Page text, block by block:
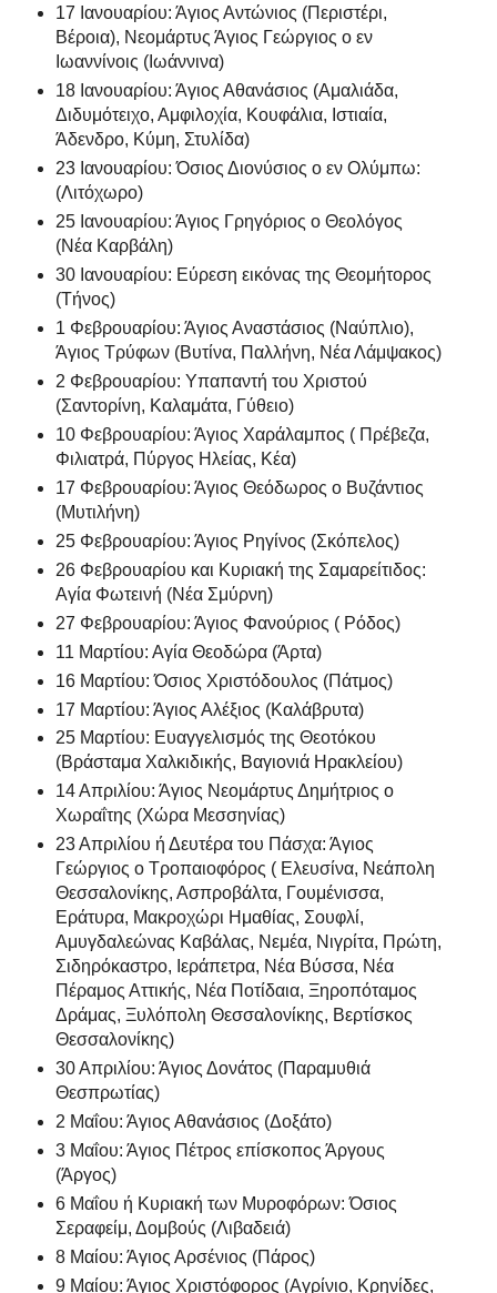
17 Ιανουαρίου: Άγιος Αντώνιος (Περιστέρι,
Βέροια), Νεομάρτυς Άγιος Γεώργιος ο εν
Ιωαννίνοις (Ιωάννινα)
18 Ιανουαρίου: Άγιος Αθανάσιος (Αμαλιάδα,
Διδυμότειχο, Αμφιλοχία, Κουφάλια, Ιστιαία,
Άδενδρο, Κύμη, Στυλίδα)
23 Ιανουαρίου: Όσιος Διονύσιος ο εν Ολύμπω:
(Λιτόχωρο)
25 Ιανουαρίου: Άγιος Γρηγόριος ο Θεολόγος
(Νέα Καρβάλη)
30 Ιανουαρίου: Εύρεση εικόνας της Θεομήτορος
(Τήνος)
1 Φεβρουαρίου: Άγιος Αναστάσιος (Ναύπλιο),
Άγιος Τρύφων (Βυτίνα, Παλλήνη, Νέα Λάμψακος)
2 Φεβρουαρίου: Υπαπαντή του Χριστού
(Σαντορίνη, Καλαμάτα, Γύθειο)
10 Φεβρουαρίου: Άγιος Χαράλαμπος ( Πρέβεζα,
Φιλιατρά, Πύργος Ηλείας, Κέα)
17 Φεβρουαρίου: Άγιος Θεόδωρος ο Βυζάντιος
(Μυτιλήνη)
25 Φεβρουαρίου: Άγιος Ρηγίνος (Σκόπελος)
26 Φεβρουαρίου και Κυριακή της Σαμαρείτιδος:
Αγία Φωτεινή (Νέα Σμύρνη)
27 Φεβρουαρίου: Άγιος Φανούριος ( Ρόδος)
11 Μαρτίου: Αγία Θεοδώρα (Άρτα)
16 Μαρτίου: Όσιος Χριστόδουλος (Πάτμος)
17 Μαρτίου: Άγιος Αλέξιος (Καλάβρυτα)
25 Μαρτίου: Ευαγγελισμός της Θεοτόκου
(Βράσταμα Χαλκιδικής, Βαγιονιά Ηρακλείου)
14 Απριλίου: Άγιος Νεομάρτυς Δημήτριος ο
Χωραΐτης (Χώρα Μεσσηνίας)
23 Απριλίου ή Δευτέρα του Πάσχα: Άγιος
Γεώργιος ο Τροπαιοφόρος ( Ελευσίνα, Νεάπολη
Θεσσαλονίκης, Ασπροβάλτα, Γουμένισσα,
Εράτυρα, Μακροχώρι Ημαθίας, Σουφλί,
Αμυγδαλεώνας Καβάλας, Νεμέα, Νιγρίτα, Πρώτη,
Σιδηρόκαστρο, Ιεράπετρα, Νέα Βύσσα, Νέα
Πέραμος Αττικής, Νέα Ποτίδαια, Ξηροπόταμος
Δράμας, Ξυλόπολη Θεσσαλονίκης, Βερτίσκος
Θεσσαλονίκης)
30 Απριλίου: Άγιος Δονάτος (Παραμυθιά
Θεσπρωτίας)
2 Μαΐου: Άγιος Αθανάσιος (Δοξάτο)
3 Μαΐου: Άγιος Πέτρος επίσκοπος Άργους
(Άργος)
6 Μαΐου ή Κυριακή των Μυροφόρων: Όσιος
Σεραφείμ, Δομβούς (Λιβαδειά)
8 Μαίου: Άγιος Αρσένιος (Πάρος)
9 Μαίου: Άγιος Χριστόφορος (Αγρίνιο, Κρηνίδες,